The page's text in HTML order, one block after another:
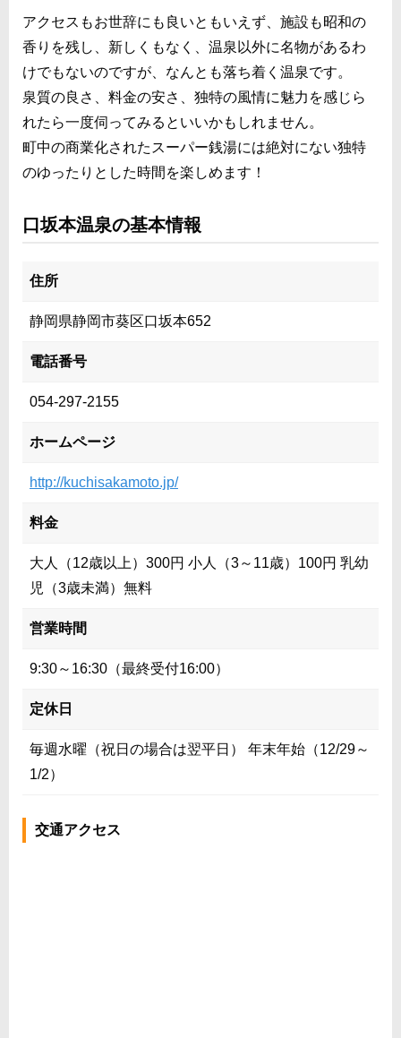
アクセスもお世辞にも良いともいえず、施設も昭和の
香りを残し、新しくもなく、温泉以外に名物があるわ
けでもないのですが、なんとも落ち着く温泉です。
泉質の良さ、料金の安さ、独特の風情に魅力を感じら
れたら一度伺ってみるといいかもしれません。
町中の商業化されたスーパー銭湯には絶対にない独特
のゆったりとした時間を楽しめます！
口坂本温泉の基本情報
住所
静岡県静岡市葵区口坂本652
電話番号
054-297-2155
ホームページ
http://kuchisakamoto.jp/
料金
大人（12歳以上）300円 小人（3～11歳）100円 乳幼
児（3歳未満）無料
営業時間
9:30～16:30（最終受付16:00）
定休日
毎週水曜（祝日の場合は翌平日） 年末年始（12/29～
1/2）
交通アクセス